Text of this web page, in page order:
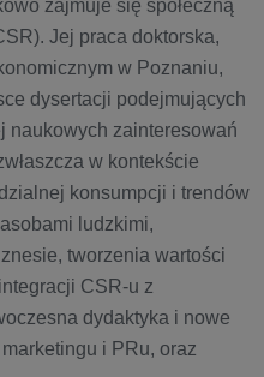
zajmuje się społeczną
Jej praca doktorska,
w Poznaniu,
dysertacji podejmujących
naukowych zainteresowań
w kontekście
konsumpcji i trendów
ludzkimi,
tworzenia wartości
CSR-u z
dydaktyka i nowe
i PRu, oraz